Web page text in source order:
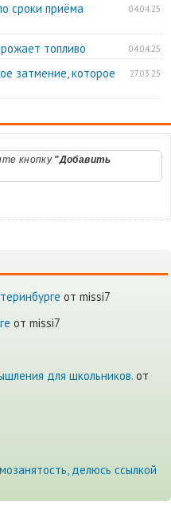
04.04.25
сроки приёма
04.04.25
топливо
27.03.25
затмение, которое
кнопку "Добавить
от missi7
от missi7
для школьников. от
делюсь ссылкой